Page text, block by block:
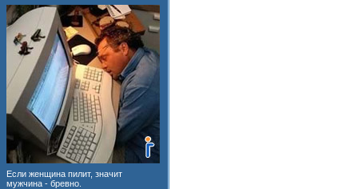
Если женщина пилит, значит
мужчина - бревно.